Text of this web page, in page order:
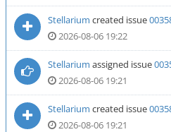
Stellarium created issue
2026-08-06 19:22
Stellarium assigned issue
2026-08-06 19:21
Stellarium created issue
2026-08-06 19:21